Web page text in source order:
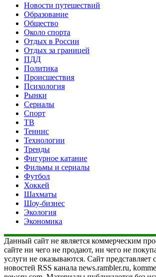
Новости путешествий
Образование
Общество
Около спорта
Отдых в России
Отдых за границей
ПДД
Политика
Происшествия
Психология
Рынки
Сериалы
Спорт
ТВ
Теннис
Технологии
Тренды
Фигурное катание
Фильмы и сериалы
Футбол
Хоккей
Шахматы
Шоу-бизнес
Экология
Экономика
Данный сайт не является коммерческим
сайте ни чего не продают, ни чего не
услуги не оказываются. Сайт представляет
новостей RSS канала news.rambler.ru,